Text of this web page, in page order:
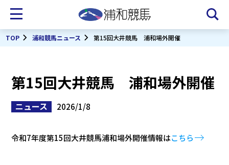
TOP 浦和競馬ニュース 第15回大井競馬 浦和場外開催
第15回大井競馬 浦和場外開催
ニュース 2026/1/8
令和7年度第15回大井競馬浦和場外開催情報はこちら